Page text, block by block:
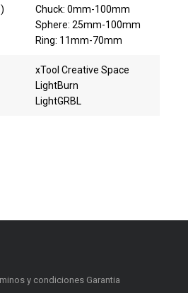
Chuck: 0mm-100mm
Sphere: 25mm-100mm
Ring: 11mm-70mm
xTool Creative Space
LightBurn
LightGRBL
y condiciones Garantia